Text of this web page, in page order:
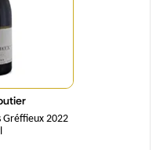
Gréffieux 2022